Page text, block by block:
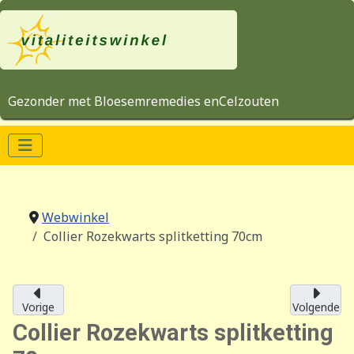
Gezonder met Bloesemremedies enCelzouten
Webwinkel
Collier Rozekwarts splitketting 70cm
Vorige Volgende
Collier Rozekwarts splitketting